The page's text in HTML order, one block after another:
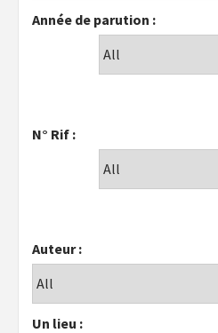
Année de parution :
N° Rif :
Auteur :
Un lieu :